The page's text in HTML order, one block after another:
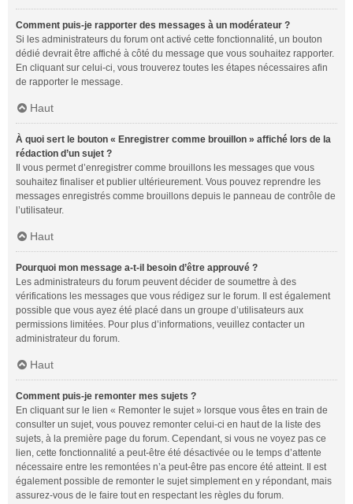
Comment puis-je rapporter des messages à un modérateur ?
Si les administrateurs du forum ont activé cette fonctionnalité, un bouton
dédié devrait être affiché à côté du message que vous souhaitez rapporter.
En cliquant sur celui-ci, vous trouverez toutes les étapes nécessaires afin
de rapporter le message.
Haut
À quoi sert le bouton « Enregistrer comme brouillon » affiché lors de la
rédaction d’un sujet ?
Il vous permet d’enregistrer comme brouillons les messages que vous
souhaitez finaliser et publier ultérieurement. Vous pouvez reprendre les
messages enregistrés comme brouillons depuis le panneau de contrôle de
l’utilisateur.
Haut
Pourquoi mon message a-t-il besoin d’être approuvé ?
Les administrateurs du forum peuvent décider de soumettre à des
vérifications les messages que vous rédigez sur le forum. Il est également
possible que vous ayez été placé dans un groupe d’utilisateurs aux
permissions limitées. Pour plus d’informations, veuillez contacter un
administrateur du forum.
Haut
Comment puis-je remonter mes sujets ?
En cliquant sur le lien « Remonter le sujet » lorsque vous êtes en train de
consulter un sujet, vous pouvez remonter celui-ci en haut de la liste des
sujets, à la première page du forum. Cependant, si vous ne voyez pas ce
lien, cette fonctionnalité a peut-être été désactivée ou le temps d’attente
nécessaire entre les remontées n’a peut-être pas encore été atteint. Il est
également possible de remonter le sujet simplement en y répondant, mais
assurez-vous de le faire tout en respectant les règles du forum.